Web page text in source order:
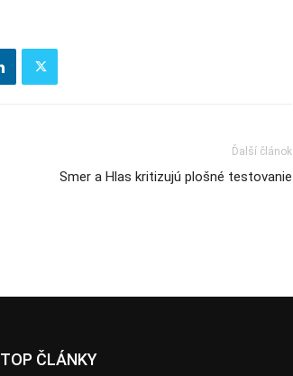
Ďalší článok
Smer a Hlas kritizujú plošné testovanie
TOP ČLÁNKY